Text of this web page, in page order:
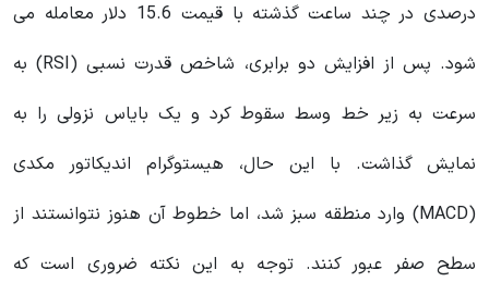
درصدی در چند ساعت گذشته با قیمت 15.6 دلار معامله می
شود. پس از افزایش دو برابری، شاخص قدرت نسبی (RSI) به
سرعت به زیر خط وسط سقوط کرد و یک بایاس نزولی را به
نمایش گذاشت. با این حال، هیستوگرام اندیکاتور مکدی
(MACD) وارد منطقه سبز شد، اما خطوط آن هنوز نتوانستند از
سطح صفر عبور کنند. توجه به این نکته ضروری است که